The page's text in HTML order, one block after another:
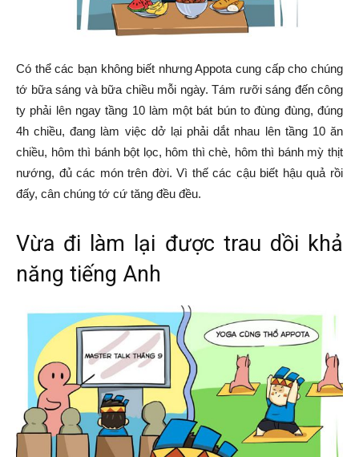
Có thể các bạn không biết nhưng Appota cung cấp cho chúng
tớ bữa sáng và bữa chiều mỗi ngày. Tám rưỡi sáng đến công
ty phải lên ngay tầng 10 làm một bát bún to đùng đùng, đúng
4h chiều, đang làm việc dở lại phải dắt nhau lên tầng 10 ăn
chiều, hôm thì bánh bột lọc, hôm thì chè, hôm thì bánh mỳ thịt
nướng, đủ các món trên đời. Vì thế các cậu biết hậu quả rồi
đấy, cân chúng tớ cứ tăng đều đều.
Vừa đi làm lại được trau dồi khả
năng tiếng Anh